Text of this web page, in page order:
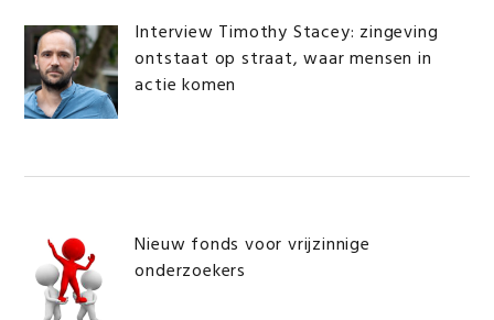
Interview Timothy Stacey: zingeving
ontstaat op straat, waar mensen in
actie komen
Nieuw fonds voor vrijzinnige
onderzoekers